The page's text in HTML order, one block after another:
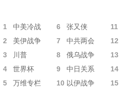
1 中美冷战 6 张又侠 11
2 美伊战争 7 中共两会 12
3 川普 8 俄乌战争 13
4 世界杯 9 中日关系 14
5 万维专栏 10 以伊战争 15